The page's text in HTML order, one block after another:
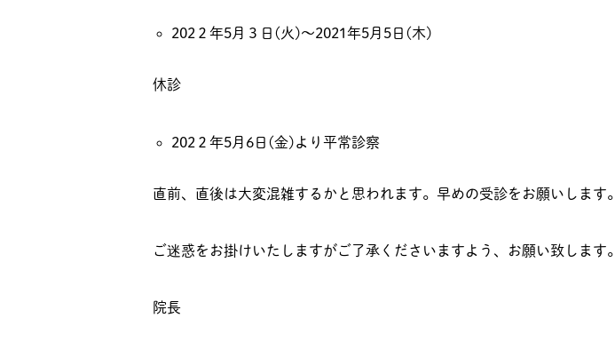
202２年5月３日(火)～2021年5月5日(木)
休診
202２年5月6日(金)より平常診察
直前、直後は大変混雑するかと思われます。早めの受診をお願いします。
ご迷惑をお掛けいたしますがご了承くださいますよう、お願い致します。
院長